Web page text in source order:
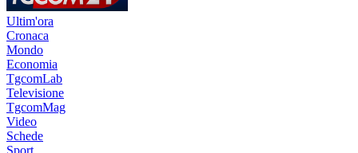
Ultim'ora
Cronaca
Mondo
Economia
TgcomLab
Televisione
TgcomMag
Video
Schede
Sport